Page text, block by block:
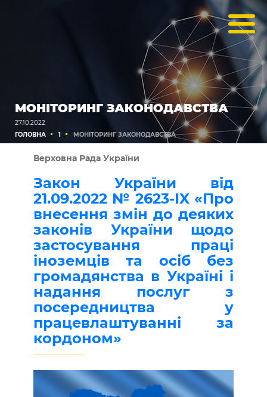
МОНІТОРИНГ ЗАКОНОДАВСТВА
27.10.2022
ГОЛОВНА
1 МОНІТОРИНГ ЗАКОНОДАВСТВА
Верховна Рада України
Закон України від
21.09.2022 № 2623-IX «Про
внесення змін до деяких
законів України щодо
застосування праці
іноземців та осіб без
громадянства в Україні і
надання послуг з
посередництва у
працевлаштуванні за
кордоном»